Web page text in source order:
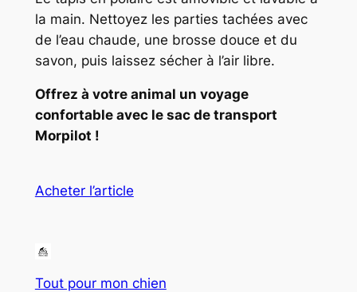
la main. Nettoyez les parties tachées avec
de l’eau chaude, une brosse douce et du
savon, puis laissez sécher à l’air libre.
Offrez à votre animal un voyage
confortable avec le sac de transport
Morpilot !
Acheter l’article
Tout pour mon chien